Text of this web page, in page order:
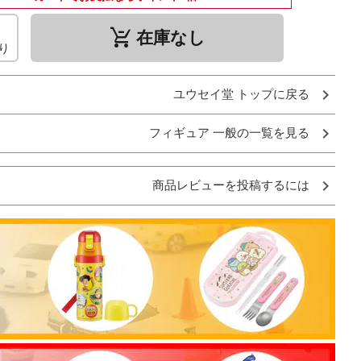
remove_shopping_cart 在庫なし
ユウセイ堂 トップに戻る
フィギュア 一般の一覧を見る
商品レビューを投稿するには